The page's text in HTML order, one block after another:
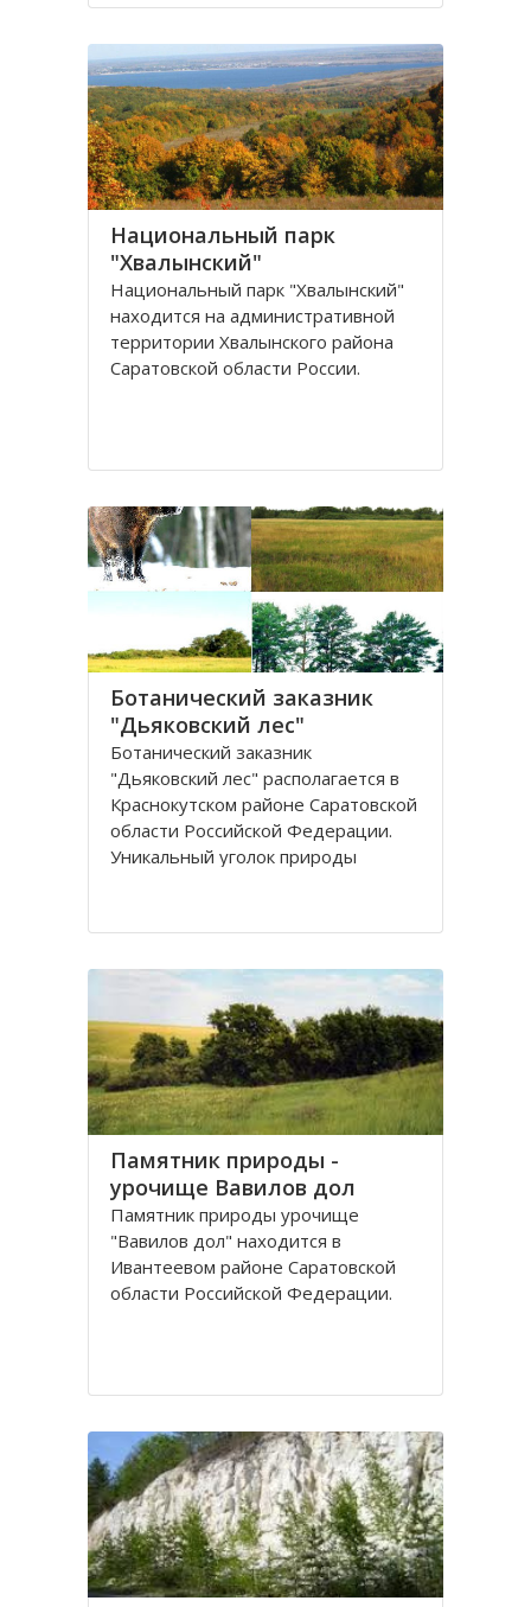
является административным
Поволжье — наиболее
густозаселенный район России
Национальный парк
"Хвалынский"
Национальный парк "Хвалынский"
находится на административной
территории Хвалынского района
Саратовской области России.
августа 1994 года с целью
животного мира, неживой природы
и памятников культуры, создания
Ботанический заказник
"Дьяковский лес"
Ботанический заказник
"Дьяковский лес" располагается в
Краснокутском районе Саратовской
области Российской Федерации.
Уникальный уголок природы
простирается с севера на юг на 19
Лес национализирован после
Памятник природы -
урочище Вавилов дол
Памятник природы урочище
"Вавилов дол" находится в
Ивантеевом районе Саратовской
области Российской Федерации.
междуречье рек Чернава и Сухой
Щигры. Урочище состоит из двух
балок-оврагов: Вавилов дол и